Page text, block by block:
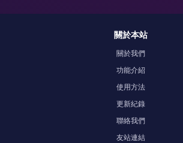
關於本站
關於我們
功能介紹
使用方法
更新紀錄
聯絡我們
友站連結